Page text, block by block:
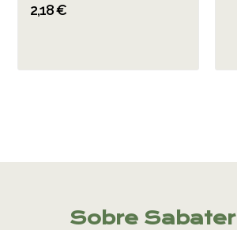
2,18 €
Sobre Sabater